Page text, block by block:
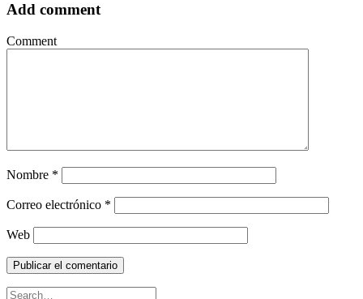
Add comment
Comment
Nombre *
Correo electrónico *
Web